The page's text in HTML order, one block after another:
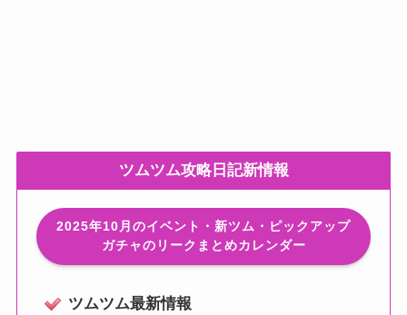
ツムツム攻略日記新情報
2025年10月のイベント・新ツム・ピックアップ
ガチャのリークまとめカレンダー
ツムツム最新情報